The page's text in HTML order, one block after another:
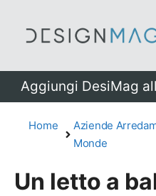
Aggiungi DesiMag
Home Aziende
Monde
Un letto a